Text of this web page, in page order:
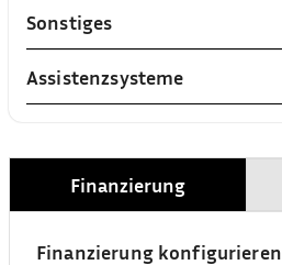
Sonstiges
Assistenzsysteme
Finanzierung
Finanzierung konfigurieren